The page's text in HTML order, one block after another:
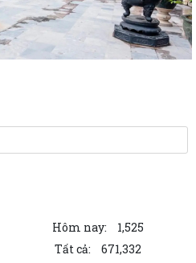
mục thủ tục hành chính được sửa
việc công bố thủ tục hành chính nội
mục thủ tục hành chính ban hành
THÁNG 7 NĂM...
TRƯỜNG ĐIỆN...
BỐ QUYẾT ĐỊNH THÀNH LẬP ĐẢNG
Hôm nay:
1,525
Tất cả: 671,332